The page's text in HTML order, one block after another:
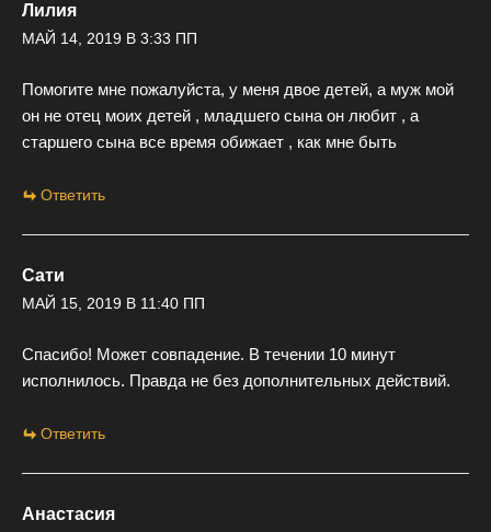
Лилия
МАЙ 14, 2019 В 3:33 ПП
Помогите мне пожалуйста, у меня двое детей, а муж мой
он не отец моих детей , младшего сына он любит , а
старшего сына все время обижает , как мне быть
Ответить
Сати
МАЙ 15, 2019 В 11:40 ПП
Спасибо! Может совпадение. В течении 10 минут
исполнилось. Правда не без дополнительных действий.
Ответить
Анастасия